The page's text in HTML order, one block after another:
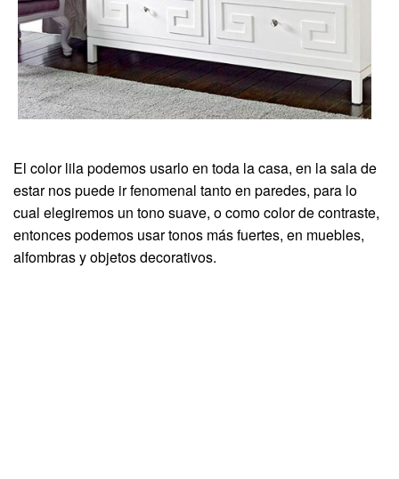
El color lila podemos usarlo en toda la casa, en la sala de
estar nos puede ir fenomenal tanto en paredes, para lo
cual elegiremos un tono suave, o como color de contraste,
entonces podemos usar tonos más fuertes, en muebles,
alfombras y objetos decorativos.